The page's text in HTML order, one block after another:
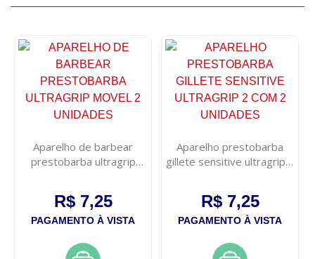
Aparelho de barbear
prestobarba ultragrip
R$ 7,25
PAGAMENTO À VISTA
Aparelho prestobarba
gillete sensitive ultragrip 2
R$ 7,25
PAGAMENTO À VISTA